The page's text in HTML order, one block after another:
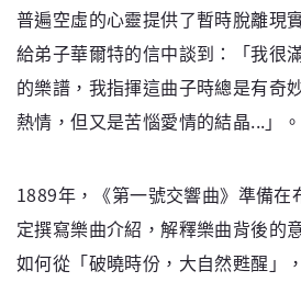
普遍空虛的心靈提供了暫時脫離現
給弟子華爾特的信中談到：「我很
的樂譜，我指揮這曲子時總是有奇
熱情，但又是苦惱愛情的結晶...」。
1889年，《第一號交響曲》準備在
定撰寫樂曲介紹，解釋樂曲背後的
如何從「破曉時份，大自然甦醒」